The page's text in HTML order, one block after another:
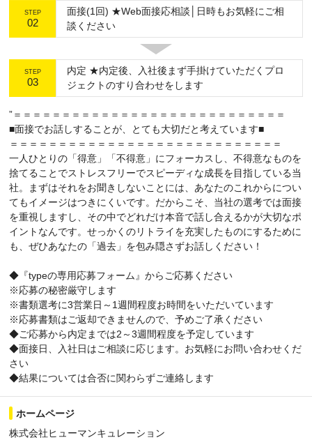
STEP
02
面接(1回) ★Web面接応相談│日時もお気軽にご相
談ください
STEP
03
内定 ★内定後、入社後まず手掛けていただくプロ
ジェクトのすり合わせをします
”＝＝＝＝＝＝＝＝＝＝＝＝＝＝＝＝＝＝＝＝＝＝＝＝＝＝＝＝
■面接でお話しすることが、とても大切だと考えています■
＝＝＝＝＝＝＝＝＝＝＝＝＝＝＝＝＝＝＝＝＝＝＝＝＝＝＝＝
一人ひとりの「得意」「不得意」にフォーカスし、不得意なものを
捨てることでストレスフリーでスピーディな成長を目指している当
社。まずはそれをお聞きしないことには、あなたのこれからについ
てもイメージはつきにくいです。だからこそ、当社の選考では面接
を重視しますし、その中でどれだけ本音で話し合えるかが大切なポ
イントなんです。せっかくのリトライを充実したものにするために
も、ぜひあなたの「過去」を包み隠さずお話しください！
◆『typeの専用応募フォーム』からご応募ください
※応募の秘密厳守します
※書類選考に3営業日～1週間程度お時間をいただいています
※応募書類はご返却できませんので、予めご了承ください
◆ご応募から内定までは2～3週間程度を予定しています
◆面接日、入社日はご相談に応じます。お気軽にお問い合わせくだ
さい
◆結果については合否に関わらずご連絡します
ホームページ
株式会社ヒューマンキュレーション